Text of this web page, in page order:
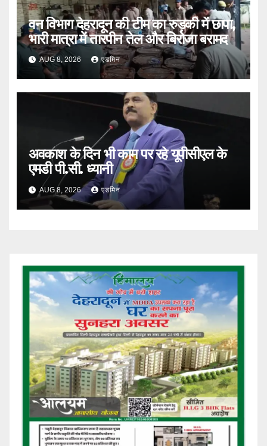
वन विभाग देहरादून की टीम का रुड़की में छापा,
भारी मात्रा में तारपीन तेल और बिरोजा बरामद
AUG 8, 2026 एडमिन
अवकाश के दिन भी काम पर रहे यूपीसीएल के
एमडी पी.सी. ध्यानी
AUG 8, 2026 एडमिन